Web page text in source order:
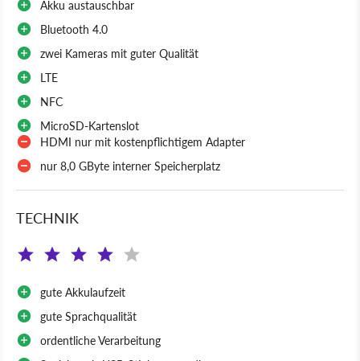
Akku austauschbar
Bluetooth 4.0
zwei Kameras mit guter Qualität
LTE
NFC
MicroSD-Kartenslot
HDMI nur mit kostenpflichtigem Adapter
nur 8,0 GByte interner Speicherplatz
TECHNIK
gute Akkulaufzeit
gute Sprachqualität
ordentliche Verarbeitung